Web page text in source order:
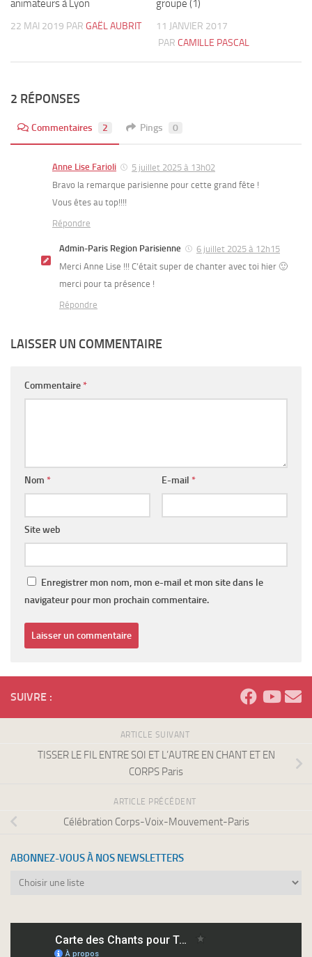
animateurs à Lyon
22 MAI 2019 PAR GAËL AUBRIT
groupe (1)
11 JANVIER 2017
PAR CAMILLE PASCAL
2 RÉPONSES
Commentaires 2 Pings 0
Anne Lise Farioli
5 juillet 2025 à 13h02
Bravo la remarque parisienne pour cette grand fête !
Vous êtes au top!!!!
Répondre
Admin-Paris Region Parisienne
6 juillet 2025 à 12h15
Merci Anne Lise !!! C’était super de chanter avec toi hier 🙂
merci pour ta présence !
Répondre
LAISSER UN COMMENTAIRE
Commentaire *
Nom * E-mail *
Site web
Enregistrer mon nom, mon e-mail et mon site dans le
navigateur pour mon prochain commentaire.
SUIVRE :
ARTICLE SUIVANT
TISSER LE FIL ENTRE SOI ET L’AUTRE EN CHANT ET EN
CORPS Paris
ARTICLE PRÉCÉDENT
Célébration Corps-Voix-Mouvement-Paris
ABONNEZ-VOUS À NOS NEWSLETTERS
Abonnez-
newsletters